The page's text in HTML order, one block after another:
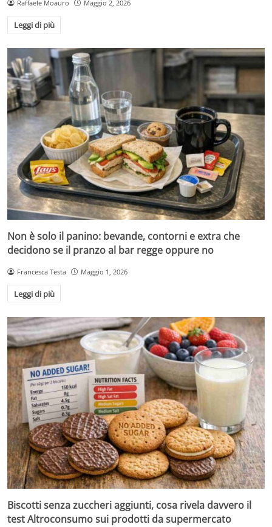
Raffaele Moauro Maggio 2, 2026
Leggi di più
Non è solo il panino: bevande, contorni e extra che
decidono se il pranzo al bar regge oppure no
Francesca Testa Maggio 1, 2026
Leggi di più
Biscotti senza zuccheri aggiunti, cosa rivela davvero il
test Altroconsumo sui prodotti da supermercato